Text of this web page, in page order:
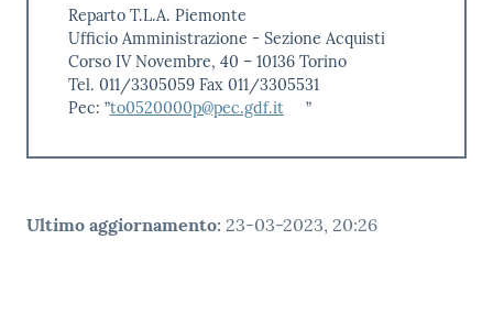
Reparto T.L.A. Piemonte
Ufficio Amministrazione - Sezione Acquisti
Corso IV Novembre, 40 – 10136 Torino
Tel. 011/3305059 Fax 011/3305531
Pec: ”to0520000p@pec.gdf.it ”
Ultimo aggiornamento: 23-03-2023, 20:26